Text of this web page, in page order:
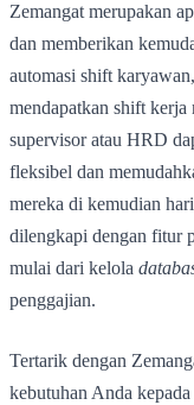
Zemangat merupakan
dan memberikan
automasi shift
mendapatkan shift
supervisor atau HRD
fleksibel dan
mereka di kemudian
dilengkapi dengan fitur
mulai dari kelola
penggajian.
Tertarik dengan
kebutuhan Anda